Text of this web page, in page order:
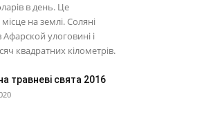
в день. Це
на землі. Соляні
улоговині і
квадратних кілометрів.
травневі свята 2016